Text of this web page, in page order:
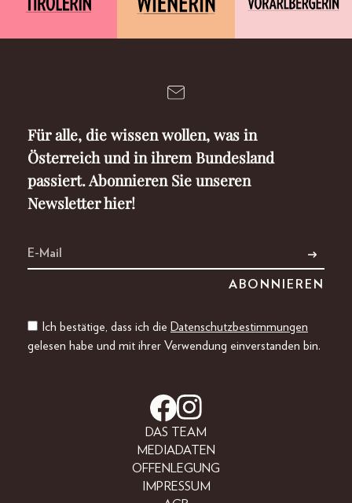
Für alle, die wissen wollen, was in
Österreich und in ihrem Bundesland
passiert. Abonnieren Sie unseren
Newsletter hier!
Ich bestätige, dass ich die Datenschutzbestimmungen
gelesen habe und mit ihrer Verwendung einverstanden bin.
DAS TEAM
MEDIADATEN
OFFENLEGUNG
IMPRESSUM